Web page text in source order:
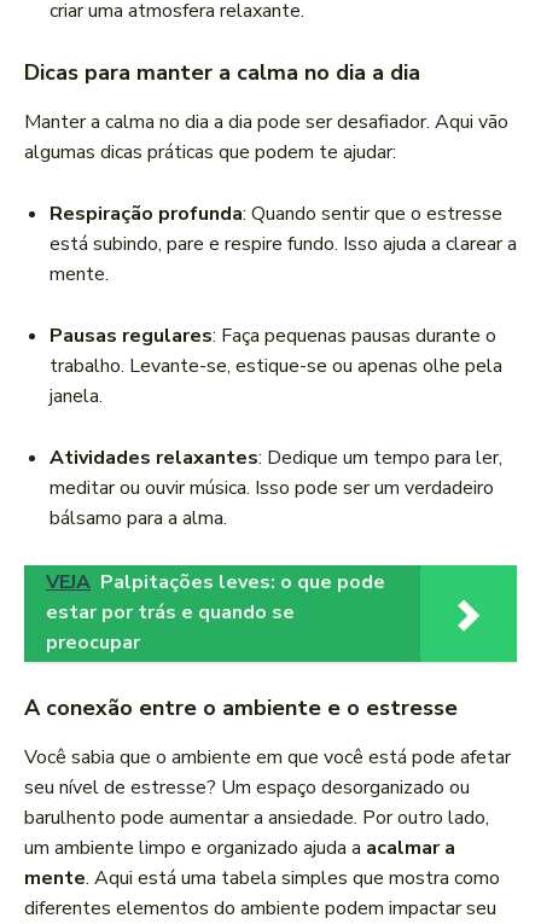
criar uma atmosfera relaxante.
Dicas para manter a calma no dia a dia
Manter a calma no dia a dia pode ser desafiador. Aqui vão
algumas dicas práticas que podem te ajudar:
Respiração profunda: Quando sentir que o estresse
está subindo, pare e respire fundo. Isso ajuda a clarear a
mente.
Pausas regulares: Faça pequenas pausas durante o
trabalho. Levante-se, estique-se ou apenas olhe pela
janela.
Atividades relaxantes: Dedique um tempo para ler,
meditar ou ouvir música. Isso pode ser um verdadeiro
bálsamo para a alma.
VEJA Palpitações leves: o que pode
estar por trás e quando se
preocupar
A conexão entre o ambiente e o estresse
Você sabia que o ambiente em que você está pode afetar
seu nível de estresse? Um espaço desorganizado ou
barulhento pode aumentar a ansiedade. Por outro lado,
um ambiente limpo e organizado ajuda a acalmar a
mente. Aqui está uma tabela simples que mostra como
diferentes elementos do ambiente podem impactar seu